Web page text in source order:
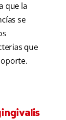
que la
se
que